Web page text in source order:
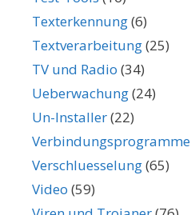
Texterkennung(6)
Textverarbeitung(25)
TV und Radio (34)
Ueberwachung(24)
Un-Installer(22)
Verbindungsprogramme
Verschluesselung(65)
Video (59)